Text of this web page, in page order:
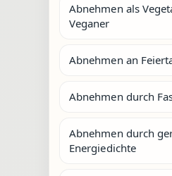
Abnehmen als
Veganer
Abnehmen an
Abnehmen durch
Abnehmen durch
Energiedichte